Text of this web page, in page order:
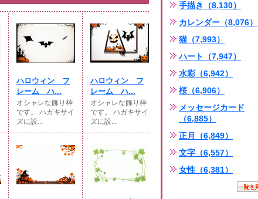
ハロウィン フ
レーム ハ...
オシャレな飾り枠
です。 ハガキサイ
ズに設...
ハロウィン フ
レーム ハ...
オシャレな飾り枠
です。 ハガキサイ
ズに設...
手描き（8,130）
カレンダー（8,076）
猫（7,993）
ハート（7,947）
水彩（6,942）
桜（6,906）
メッセージカード
（6,885）
正月（6,849）
文字（6,557）
女性（6,381）